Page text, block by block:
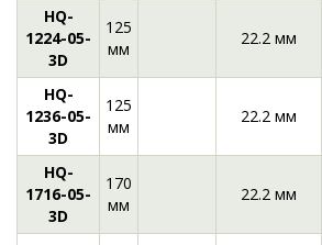
HQ-
1224-05-
3D
125
мм
22.2 мм
HQ-
1236-05-
3D
125
мм
22.2 мм
HQ-
1716-05-
3D
170
мм
22.2 мм